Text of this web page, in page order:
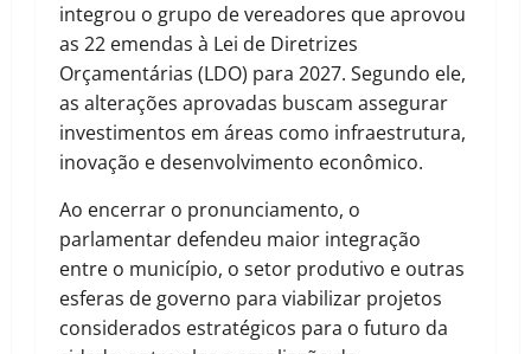
integrou o grupo de vereadores que aprovou
as 22 emendas à Lei de Diretrizes
Orçamentárias (LDO) para 2027. Segundo ele,
as alterações aprovadas buscam assegurar
investimentos em áreas como infraestrutura,
inovação e desenvolvimento econômico.
Ao encerrar o pronunciamento, o
parlamentar defendeu maior integração
entre o município, o setor produtivo e outras
esferas de governo para viabilizar projetos
considerados estratégicos para o futuro da